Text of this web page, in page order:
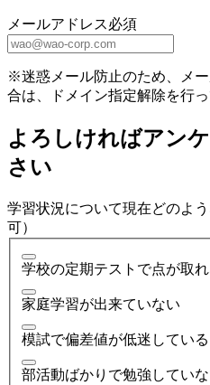
メールアドレス必須
※迷惑メール防止のため、メ
合は、ドメイン指定解除を行っ
よろしければアン
さい
学習状況について現在どのよ
可）
学校の定期テストで点が取
家庭学習が出来ていない
模試で偏差値が低迷している
部活動ばかりで勉強してい